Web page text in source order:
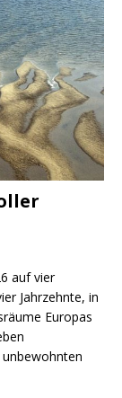
auf vier
Jahrzehnte, in
Europas